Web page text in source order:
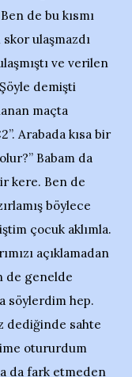
de bu kısmı
ulaşmazdı
ve verilen
demişti
maçta
Arabada kısa bir
Babam da
kere. Ben de
böylece
çocuk aklımla.
açıklamadan
de genelde
söylerdim hep.
dediğinde sahte
otururdum
da fark etmeden